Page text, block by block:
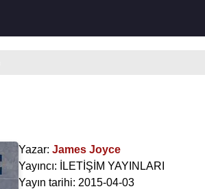
Yazar: James Joyce
Yayıncı: İLETİŞİM YAYINLARI
Yayın tarihi: 2015-04-03